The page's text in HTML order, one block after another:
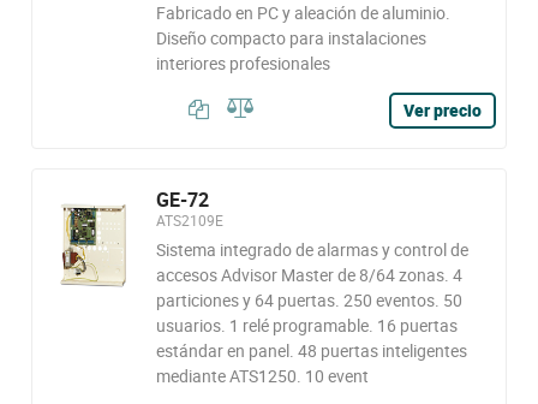
Fabricado en PC y aleación de aluminio.
Diseño compacto para instalaciones
interiores profesionales
Ver precio
GE-72
ATS2109E
Sistema integrado de alarmas y control de
accesos Advisor Master de 8/64 zonas. 4
particiones y 64 puertas. 250 eventos. 50
usuarios. 1 relé programable. 16 puertas
estándar en panel. 48 puertas inteligentes
mediante ATS1250. 10 event